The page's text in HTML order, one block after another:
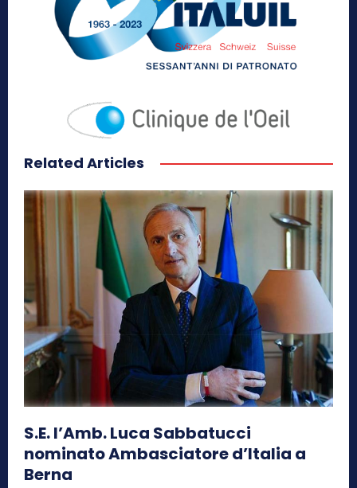
Related Articles
S.E. l’Amb. Luca Sabbatucci
nominato Ambasciatore d’Italia a
Berna